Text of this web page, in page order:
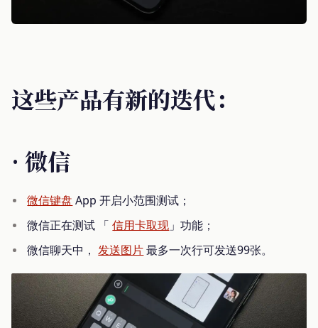
这些产品有新的迭代：
· 微信
微信键盘 App 开启小范围测试；
微信正在测试 「信用卡取现 」功能；
微信聊天中，发送图片最多一次行可发送99张。